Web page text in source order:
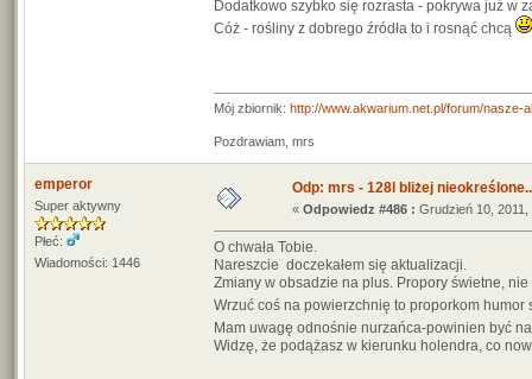
Dodatkowo szybko się rozrasta - pokrywa już w
Cóż - rośliny z dobrego źródła to i rosnąć chcą
Mój zbiornik: http://www.akwarium.net.pl/forum/
Pozdrawiam, mrs
emperor
Super aktywny
Płeć:
Wiadomości: 1446
Odp: mrs - 128l bliżej
« Odpowiedz #486 : Grudzień 10, 2011,
O chwała Tobie.
Nareszcie doczekałem się aktualizacji.
Zmiany w obsadzie na plus. Propory świetne, nie
Wrzuć coś na powierzchnię to proporkom
Mam uwagę odnośnie nurzańca-powinien być
Widzę, że podążasz w kierunku holendra, co